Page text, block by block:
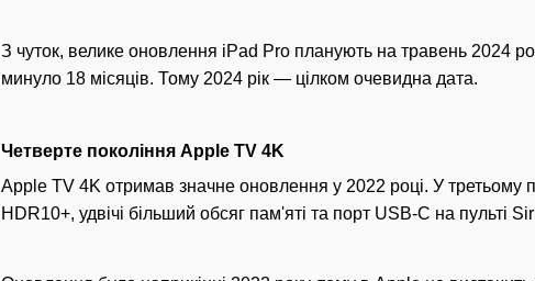
З чуток, велике оновлення iPad Pro планують на травень 2024
минуло 18 місяців. Тому 2024 рік — цілком очевидна дата.
Четверте покоління Apple TV 4K
Apple TV 4K отримав значне оновлення у 2022 році. У третьому
HDR10+, удвічі більший обсяг пам'яті та порт USB-C на пульті